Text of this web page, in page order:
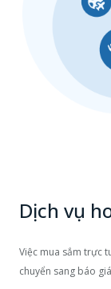
Dịch vụ
Việc mua sắm trực
chuyển sang báo